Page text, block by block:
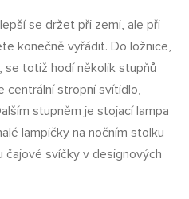
se držet při zemi, ale při
konečně vyřádit. Do ložnice,
totiž hodí několik stupňů
centrální stropní svítidlo,
stupněm je stojací lampa
lampičky na nočním stolku
čajové svíčky v designových